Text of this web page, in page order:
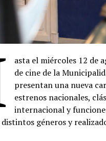
asta el miércoles 12 de
de cine de la
presentan una nueva
estrenos nacionales,
internacional y
distintos géneros y